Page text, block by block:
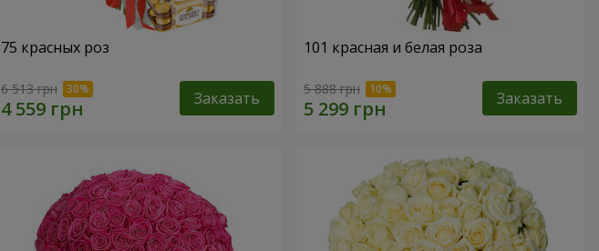
75 красных роз
6 513 грн Заказать
101 красная и белая роза
5 888 грн Заказать